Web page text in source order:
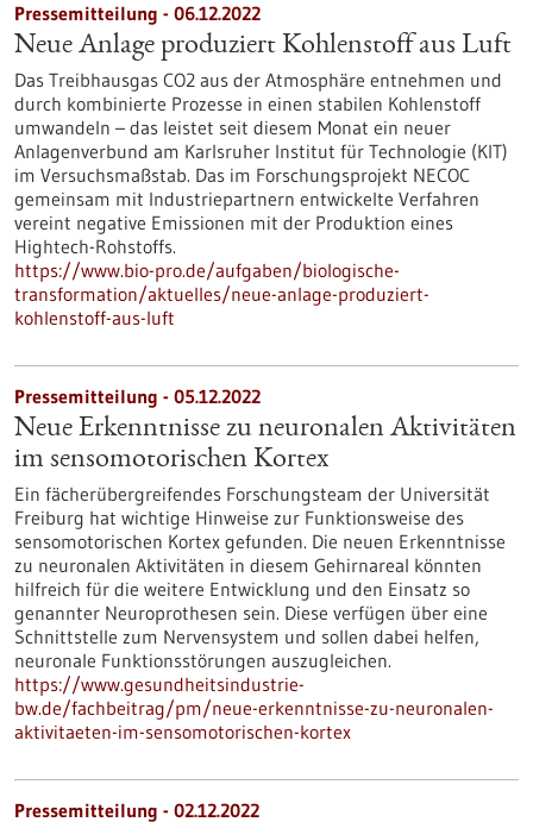
Pressemitteilung - 06.12.2022
Neue Anlage produziert Kohlenstoff aus Luft
Das Treibhausgas CO2 aus der Atmosphäre entnehmen und
durch kombinierte Prozesse in einen stabilen Kohlenstoff
umwandeln – das leistet seit diesem Monat ein neuer
Anlagenverbund am Karlsruher Institut für Technologie (KIT)
im Versuchsmaßstab. Das im Forschungsprojekt NECOC
gemeinsam mit Industriepartnern entwickelte Verfahren
vereint negative Emissionen mit der Produktion eines
Hightech-Rohstoffs.
https://www.bio-pro.de/aufgaben/biologische-
transformation/aktuelles/neue-anlage-produziert-
kohlenstoff-aus-luft
Pressemitteilung - 05.12.2022
Neue Erkenntnisse zu neuronalen Aktivitäten
im sensomotorischen Kortex
Ein fächerübergreifendes Forschungsteam der Universität
Freiburg hat wichtige Hinweise zur Funktionsweise des
sensomotorischen Kortex gefunden. Die neuen Erkenntnisse
zu neuronalen Aktivitäten in diesem Gehirnareal könnten
hilfreich für die weitere Entwicklung und den Einsatz so
genannter Neuroprothesen sein. Diese verfügen über eine
Schnittstelle zum Nervensystem und sollen dabei helfen,
neuronale Funktionsstörungen auszugleichen.
https://www.gesundheitsindustrie-
bw.de/fachbeitrag/pm/neue-erkenntnisse-zu-neuronalen-
aktivitaeten-im-sensomotorischen-kortex
Pressemitteilung - 02.12.2022